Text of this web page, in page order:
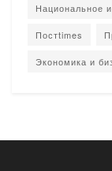
Национальное
Постtimes
Экономика и